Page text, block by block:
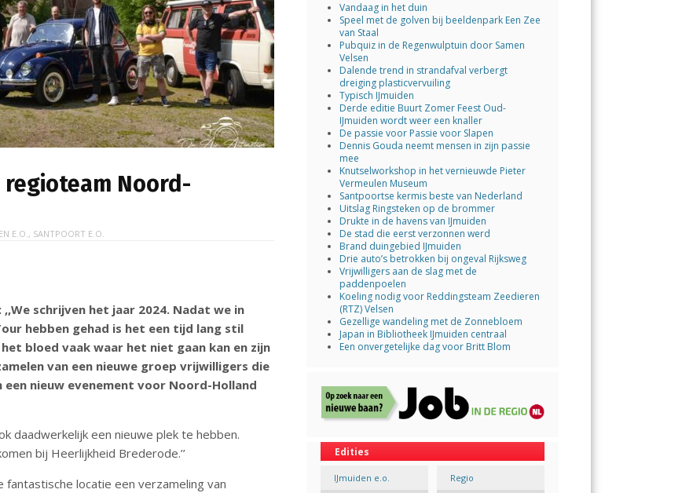
Noord-
E.O., SANTPOORT E.O.
,,We schrijven het jaar 2024. Nadat we in
hebben gehad is het een tijd lang stil
bloed vaak waar het niet gaan kan en zijn
van een nieuwe groep vrijwilligers die
nieuw evenement voor Noord-Holland
daadwerkelijk een nieuwe plek te hebben.
bij Heerlijkheid Brederode.’’
locatie een verzameling van
Vandaag in het duin
Speel met de golven bij beeldenpark Een Zee
van Staal
Pubquiz in de Regenwulptuin door Samen
Velsen
Dalende trend in strandafval verbergt
dreiging plasticvervuiling
Typisch IJmuiden
Derde editie Buurt Zomer Feest Oud-
IJmuiden wordt weer een knaller
De passie voor Passie voor Slapen
Dennis Gouda neemt mensen in zijn passie
mee
Knutselworkshop in het vernieuwde Pieter
Vermeulen Museum
Santpoortse kermis beste van Nederland
Uitslag Ringsteken op de brommer
Drukte in de havens van IJmuiden
De stad die eerst verzonnen werd
Brand duingebied IJmuiden
Drie auto’s betrokken bij ongeval Rijksweg
Vrijwilligers aan de slag met de
paddenpoelen
Koeling nodig voor Reddingsteam Zeedieren
(RTZ) Velsen
Gezellige wandeling met de Zonnebloem
Japan in Bibliotheek IJmuiden centraal
Een onvergetelijke dag voor Britt Blom
Edities
IJmuiden e.o. Regio